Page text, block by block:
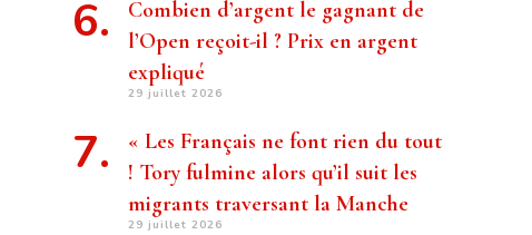
Combien d’argent le gagnant de
l’Open reçoit-il ? Prix ​​en argent
expliqué
29 juillet 2026
« Les Français ne font rien du tout
! Tory fulmine alors qu’il suit les
migrants traversant la Manche
29 juillet 2026